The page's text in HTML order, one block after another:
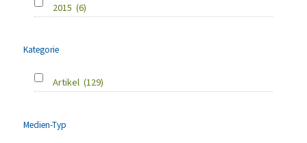
2015 (6)
Kategorie
Artikel (129)
Medien-Typ